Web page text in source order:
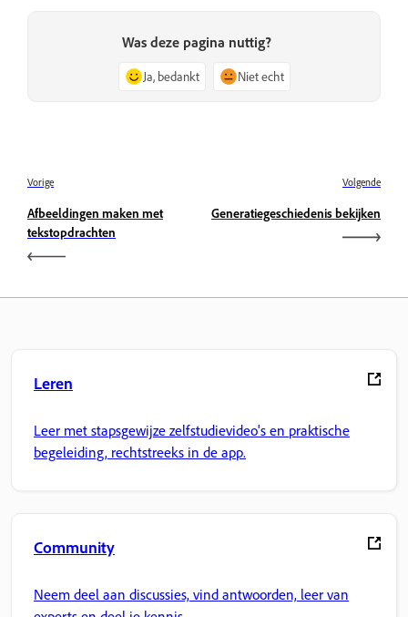
Was deze pagina nuttig?
Ja, bedankt Niet echt
Vorige
Afbeeldingen maken met
tekstopdrachten
Volgende
Generatiegeschiedenis bekijken
Leren
Leer met stapsgewijze zelfstudievideo's en praktische
begeleiding, rechtstreeks in de app.
Community
Neem deel aan discussies, vind antwoorden, leer van